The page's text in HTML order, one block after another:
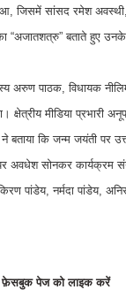
जिसमें सांसद रमेश अवस्थी,
बताते हुए उनके
अरुण पाठक, विधायक
मीडिया प्रभारी
ने बताया कि जन्म जयंती
अवधेश सोनकर कार्यक्रम
पांडेय, नर्मदा पांडेय,
फ़ेसबुक पेज को लाइक करें